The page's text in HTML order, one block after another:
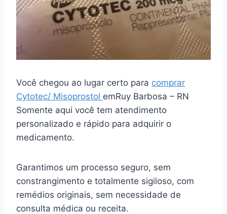
Você chegou ao lugar certo para comprar
Cytotec/ Misoprostol emRuy Barbosa – RN
Somente aqui você tem atendimento
personalizado e rápido para adquirir o
medicamento.
Garantimos um processo seguro, sem
constrangimento e totalmente sigiloso, com
remédios originais, sem necessidade de
consulta médica ou receita.